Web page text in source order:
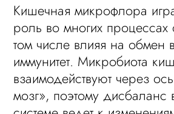
Кишечная микрофлора
роль во многих процессах
том числе влияя на обмен
иммунитет. Микробиота
взаимодействуют через
мозг», поэтому дисбаланс